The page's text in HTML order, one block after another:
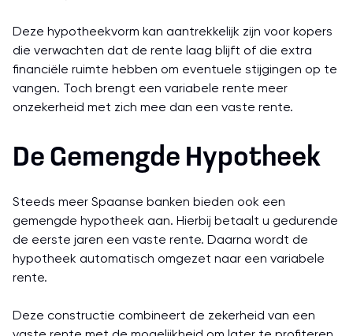
Deze hypotheekvorm kan aantrekkelijk zijn voor kopers
die verwachten dat de rente laag blijft of die extra
financiële ruimte hebben om eventuele stijgingen op te
vangen. Toch brengt een variabele rente meer
onzekerheid met zich mee dan een vaste rente.
De Gemengde Hypotheek
Steeds meer Spaanse banken bieden ook een
gemengde hypotheek aan. Hierbij betaalt u gedurende
de eerste jaren een vaste rente. Daarna wordt de
hypotheek automatisch omgezet naar een variabele
rente.
Deze constructie combineert de zekerheid van een